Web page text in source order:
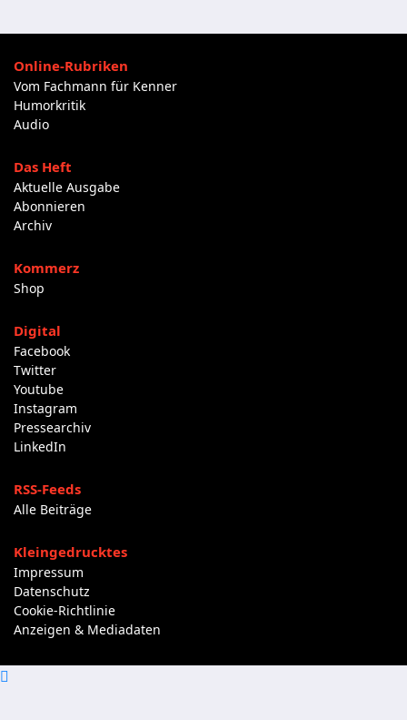
Online-Rubriken
Vom Fachmann für Kenner
Humorkritik
Audio
Das Heft
Aktuelle Ausgabe
Abonnieren
Archiv
Kommerz
Shop
Digital
Facebook
Twitter
Youtube
Instagram
Pressearchiv
LinkedIn
RSS-Feeds
Alle Beiträge
Kleingedrucktes
Impressum
Datenschutz
Cookie-Richtlinie
Anzeigen & Mediadaten